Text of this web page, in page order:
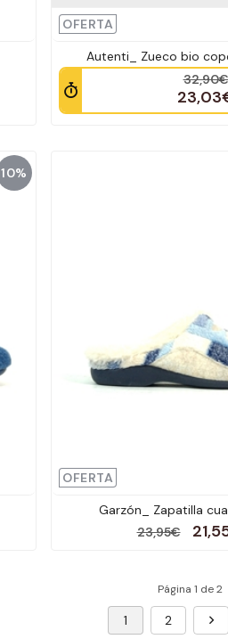
OFERTA
Autenti_ Zueco bio
32,90€
10%
OFERTA
Garzón_ Zapatilla
23,95€
Página 1 de 2
1 2